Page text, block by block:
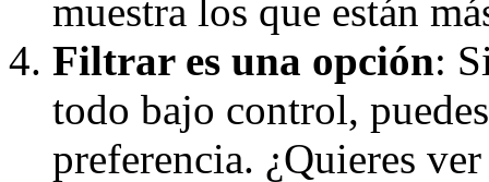
muestra los que están
Filtrar es una opción:
todo bajo control,
preferencia. ¿Quieres